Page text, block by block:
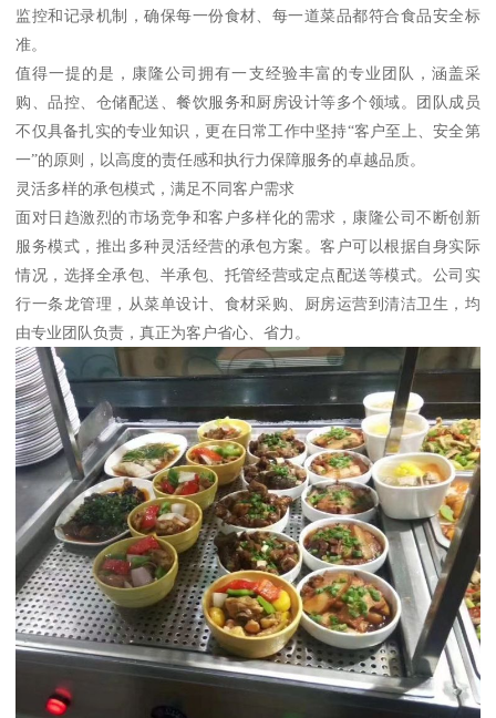
监控和记录机制，确保每一份食材、每一道菜品都符合食品安全标
准。
值得一提的是，康隆公司拥有一支经验丰富的专业团队，涵盖采
购、品控、仓储配送、餐饮服务和厨房设计等多个领域。团队成员
不仅具备扎实的专业知识，更在日常工作中坚持“客户至上、安全第
一”的原则，以高度的责任感和执行力保障服务的卓越品质。
灵活多样的承包模式，满足不同客户需求
面对日趋激烈的市场竞争和客户多样化的需求，康隆公司不断创新
服务模式，推出多种灵活经营的承包方案。客户可以根据自身实际
情况，选择全承包、半承包、托管经营或定点配送等模式。公司实
行一条龙管理，从菜单设计、食材采购、厨房运营到清洁卫生，均
由专业团队负责，真正为客户省心、省力。